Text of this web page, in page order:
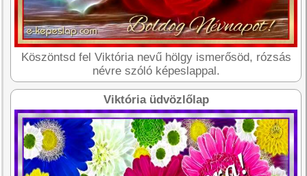
Köszöntsd fel Viktória nevű hölgy ismerősöd, rózsás
névre szóló képeslappal.
Viktória üdvözlőlap